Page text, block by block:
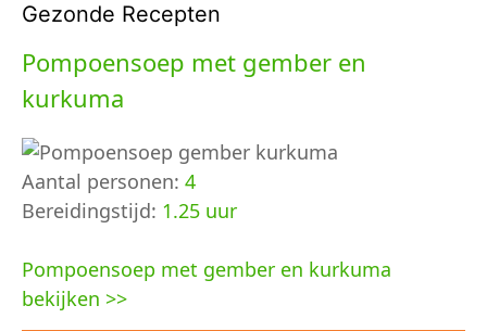
Gezonde Recepten
Pompoensoep met gember en
kurkuma
Aantal personen: 4
Bereidingstijd: 1.25 uur
Pompoensoep met gember en kurkuma
bekijken >>